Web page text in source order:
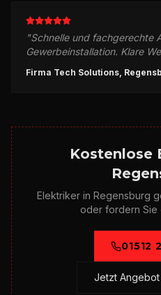
"Schnelle und fachgerechte
Gewerbeinstallation. Klare
Firma Tech Solutions,
Kostenlose
Elektriker in Regensburg
oder fordern Sie
01512
Jetzt